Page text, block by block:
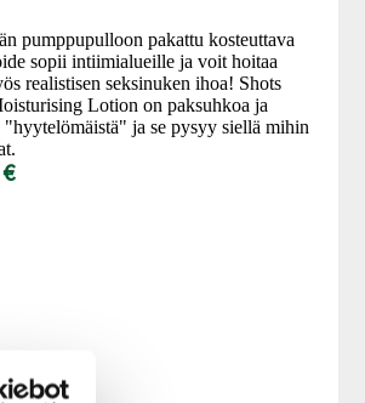
pumppupulloon pakattu kosteuttava
sopii intiimialueille ja voit hoitaa
realistisen seksinuken ihoa! Shots
Lotion on paksuhkoa ja
"hyytelömäistä" ja se pysyy siellä mihin